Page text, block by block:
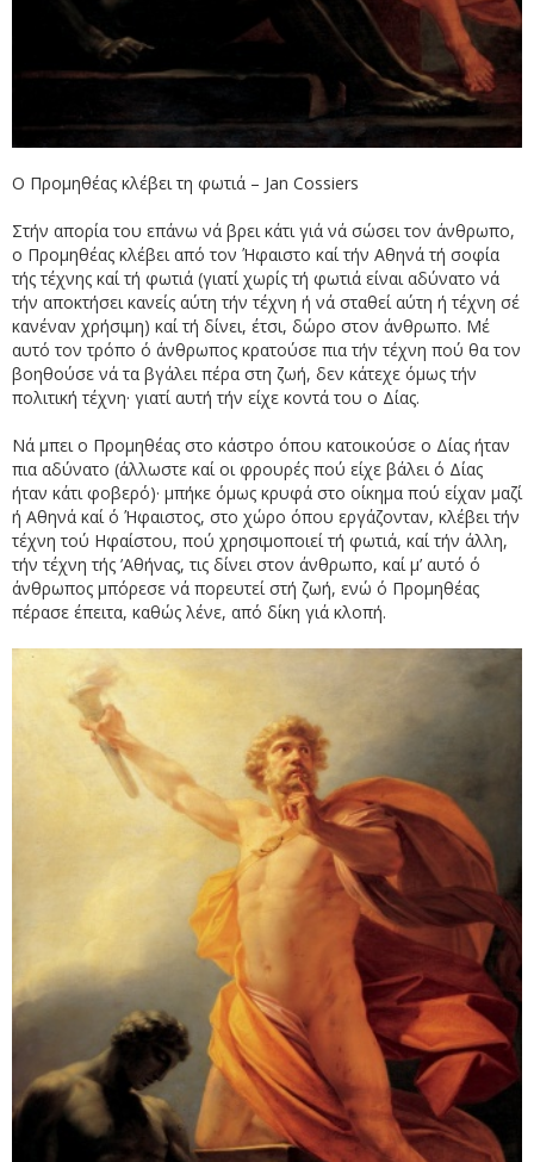
Ο Προμηθέας κλέβει τη φωτιά – Jan Cossiers
Στήν απορία του επάνω νά βρει κάτι γιά νά σώσει τον άνθρωπο,
ο Προμηθέας κλέβει από τον Ήφαιστο καί τήν Αθηνά τή σοφία
τής τέχνης καί τή φωτιά (γιατί χωρίς τή φωτιά είναι αδύνατο νά
τήν αποκτήσει κανείς αύτη τήν τέχνη ή νά σταθεί αύτη ή τέχνη σέ
κανέναν χρήσιμη) καί τή δίνει, έτσι, δώρο στον άνθρωπο. Μέ
αυτό τον τρόπο ό άνθρωπος κρατούσε πια τήν τέχνη πού θα τον
βοηθούσε νά τα βγάλει πέρα στη ζωή, δεν κάτεχε όμως τήν
πολιτική τέχνη· γιατί αυτή τήν είχε κοντά του ο Δίας.
Νά μπει ο Προμηθέας στο κάστρο όπου κατοικούσε ο Δίας ήταν
πια αδύνατο (άλλωστε καί οι φρουρές πού είχε βάλει ό Δίας
ήταν κάτι φοβερό)· μπήκε όμως κρυφά στο οίκημα πού είχαν μαζί
ή Αθηνά καί ό Ήφαιστος, στο χώρο όπου εργάζονταν, κλέβει τήν
τέχνη τού Ηφαίστου, πού χρησιμοποιεί τή φωτιά, καί τήν άλλη,
τήν τέχνη τής ’Αθήνας, τις δίνει στον άνθρωπο, καί μ’ αυτό ό
άνθρωπος μπόρεσε νά πορευτεί στή ζωή, ενώ ό Προμηθέας
πέρασε έπειτα, καθώς λένε, από δίκη γιά κλοπή.